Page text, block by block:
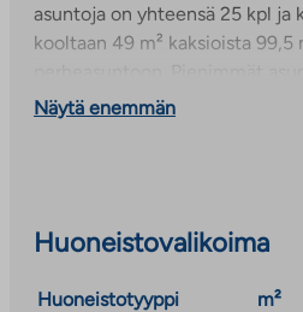
asuntoja on yhteensä 25 kpl ja
kooltaan 49 m² kaksioista 99,5
isommat kaksitasoisia.
katospaikka. Asuntokohtaiset
rakennuksessa.
Näytä enemmän
Huoneistovalikoima
Huoneistotyyppi m²